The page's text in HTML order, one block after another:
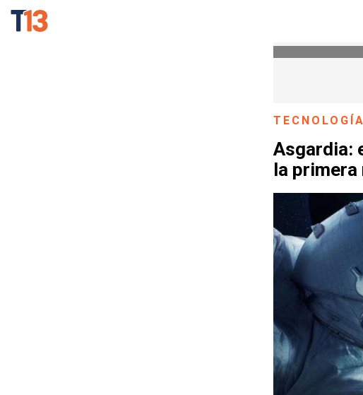
TECNOLOGÍA
Asgardia:
la primera